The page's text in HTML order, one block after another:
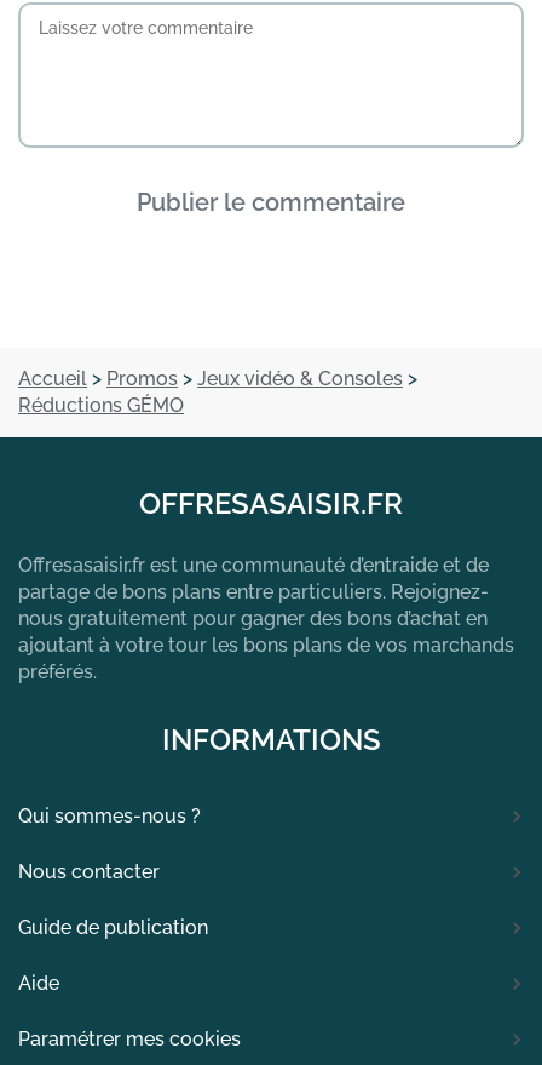
Publier le commentaire
Accueil > Promos > Jeux vidéo & Consoles >
Réductions GÉMO
OFFRESASAISIR.FR
Offresasaisir.fr est une communauté d’entraide et de
partage de bons plans entre particuliers. Rejoignez-
nous gratuitement pour gagner des bons d’achat en
ajoutant à votre tour les bons plans de vos marchands
préférés.
INFORMATIONS
Qui sommes-nous ?
Nous contacter
Guide de publication
Aide
Paramétrer mes cookies